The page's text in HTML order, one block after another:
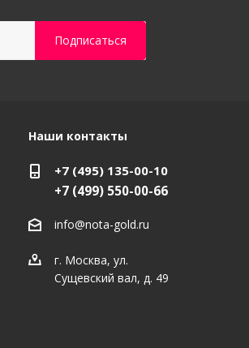
Наши контакты
+7 (495) 135-00-10
+7 (499) 550-00-66
info@nota-gold.ru
г. Москва, ул.
Сущевский вал, д. 49